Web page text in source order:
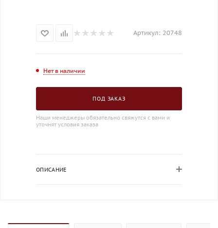
Артикул: 20748
Нет в наличии
ПОД ЗАКАЗ
Наши менеджеры обязательно свяжутся с вами и
уточнят условия заказа
ОПИСАНИЕ